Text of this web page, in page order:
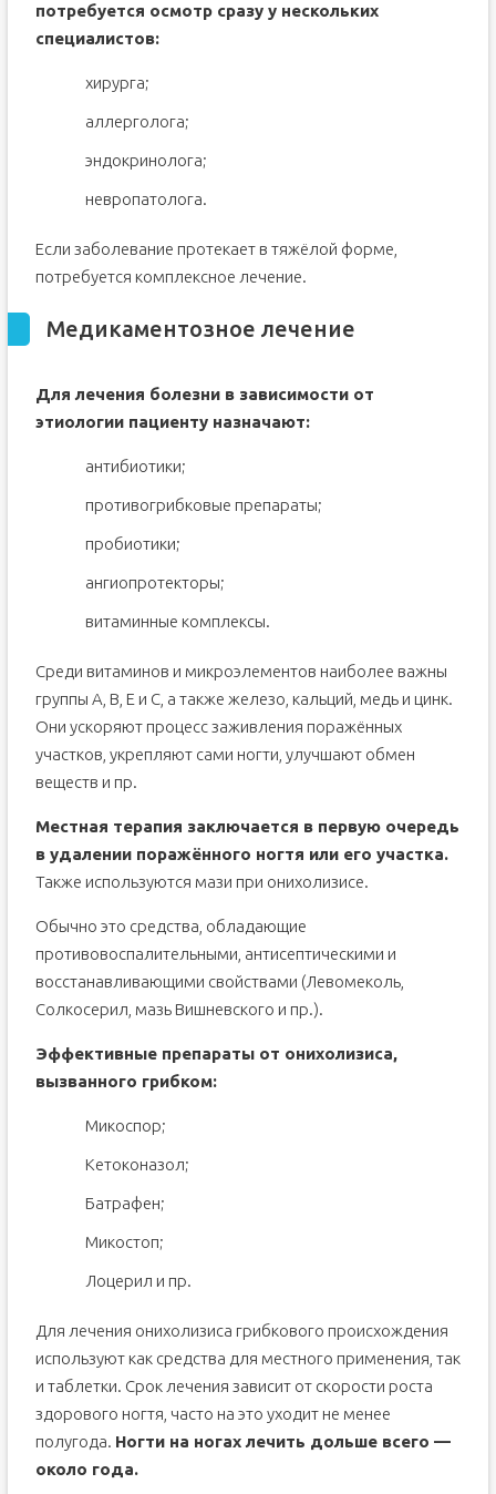
потребуется осмотр сразу у нескольких
специалистов:
хирурга;
аллерголога;
эндокринолога;
невропатолога.
Если заболевание протекает в тяжёлой форме,
потребуется комплексное лечение.
Медикаментозное лечение
Для лечения болезни в зависимости от
этиологии пациенту назначают:
антибиотики;
противогрибковые препараты;
пробиотики;
ангиопротекторы;
витаминные комплексы.
Среди витаминов и микроэлементов наиболее важны
группы А, В, Е и С, а также железо, кальций, медь и цинк.
Они ускоряют процесс заживления поражённых
участков, укрепляют сами ногти, улучшают обмен
веществ и пр.
Местная терапия заключается в первую очередь
в удалении поражённого ногтя или его участка.
Также используются мази при онихолизисе.
Обычно это средства, обладающие
противовоспалительными, антисептическими и
восстанавливающими свойствами (Левомеколь,
Солкосерил, мазь Вишневского и пр.).
Эффективные препараты от онихолизиса,
вызванного грибком:
Микоспор;
Кетоконазол;
Батрафен;
Микостоп;
Лоцерил и пр.
Для лечения онихолизиса грибкового происхождения
используют как средства для местного применения, так
и таблетки. Срок лечения зависит от скорости роста
здорового ногтя, часто на это уходит не менее
полугода. Ногти на ногах лечить дольше всего —
около года.